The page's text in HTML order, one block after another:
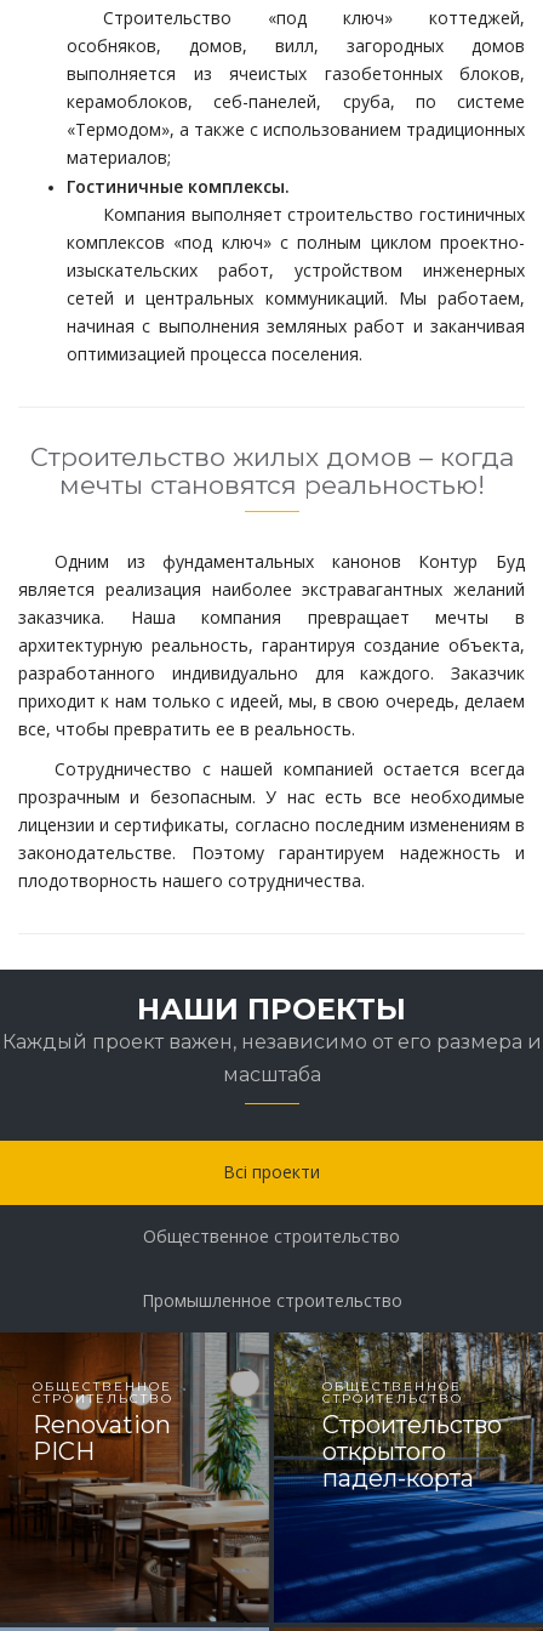
Строительство «под ключ» коттеджей,
особняков, домов, вилл, загородных домов
выполняется из ячеистых газобетонных блоков,
керамоблоков, себ-панелей, сруба, по системе
«Термодом», а также с использованием традиционных
материалов;
Гостиничные комплексы.
Компания выполняет строительство гостиничных
комплексов «под ключ» с полным циклом проектно-
изыскательских работ, устройством инженерных
сетей и центральных коммуникаций. Мы работаем,
начиная с выполнения земляных работ и заканчивая
оптимизацией процесса поселения.
Строительство жилых домов – когда
мечты становятся реальностью!
Одним из фундаментальных канонов Контур Буд
является реализация наиболее экстравагантных желаний
заказчика. Наша компания превращает мечты в
архитектурную реальность, гарантируя создание объекта,
разработанного индивидуально для каждого. Заказчик
приходит к нам только с идеей, мы, в свою очередь, делаем
все, чтобы превратить ее в реальность.
Сотрудничество с нашей компанией остается всегда
прозрачным и безопасным. У нас есть все необходимые
лицензии и сертификаты, согласно последним изменениям в
законодательстве. Поэтому гарантируем надежность и
плодотворность нашего сотрудничества.
НАШИ ПРОЕКТЫ
Каждый проект важен, независимо от его размера и
масштаба
Всі проекти
Общественное строительство
Промышленное строительство
ОБЩЕСТВЕННОЕ
СТРОИТЕЛЬСТВО
Renovation
PICH
ОБЩЕСТВЕННОЕ
СТРОИТЕЛЬСТВО
Строительство
открытого
падел-корта